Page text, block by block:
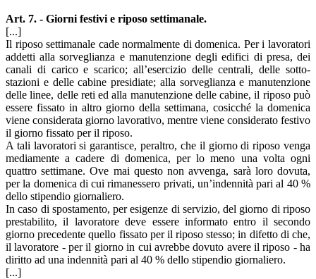
Art. 7. - Giorni festivi e riposo settimanale.
[...]
Il riposo settimanale cade normalmente di domenica. Per i lavoratori
addetti alla sorveglianza e manutenzione degli edifici di presa, dei
canali di carico e scarico; all’esercizio delle centrali, delle sotto-
stazioni e delle cabine presidiate; alla sorveglianza e manutenzione
delle linee, delle reti ed alla manutenzione delle cabine, il riposo può
essere fissato in altro giorno della settimana, cosicché la domenica
viene considerata giorno lavorativo, mentre viene considerato festivo
il giorno fissato per il riposo.
A tali lavoratori si garantisce, peraltro, che il giorno di riposo venga
mediamente a cadere di domenica, per lo meno una volta ogni
quattro settimane. Ove mai questo non avvenga, sarà loro dovuta,
per la domenica di cui rimanessero privati, un’indennità pari al 40 %
dello stipendio giornaliero.
In caso di spostamento, per esigenze di servizio, del giorno di riposo
prestabilito, il lavoratore deve essere informato entro il secondo
giorno precedente quello fissato per il riposo stesso; in difetto di che,
il lavoratore - per il giorno in cui avrebbe dovuto avere il riposo - ha
diritto ad una indennità pari al 40 % dello stipendio giornaliero.
[...]